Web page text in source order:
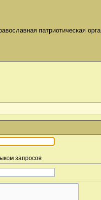
патриотическая
запросов